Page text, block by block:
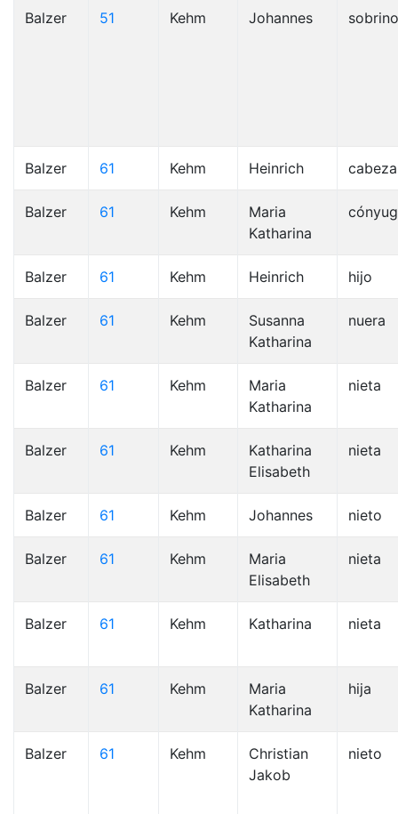
Balzer 51 Kehm Johannes sobrino
Balzer 61 Kehm Heinrich cabeza
Balzer 61 Kehm
Maria
Katharina
Balzer 61 Kehm Heinrich hijo
Balzer 61 Kehm
Susanna
Katharina
nuera
Balzer 61 Kehm
Maria
Katharina
nieta
Balzer 61 Kehm
Katharina
Elisabeth
nieta
Balzer 61 Kehm Johannes nieto
Balzer 61 Kehm
Maria
Elisabeth
nieta
Balzer 61 Kehm Katharina nieta
Balzer 61 Kehm
Maria
Katharina
hija
Balzer 61 Kehm
Christian
Jakob
nieto